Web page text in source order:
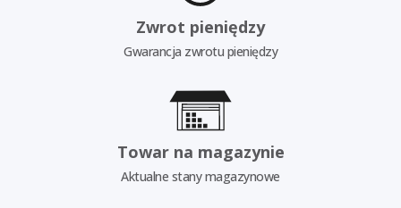
Zwrot pieniędzy
Gwarancja zwrotu pieniędzy
Towar na magazynie
Aktualne stany magazynowe